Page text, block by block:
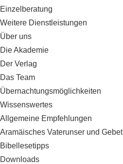
Einzelberatung
Weitere Dienstleistungen
Über uns
Die Akademie
Der Verlag
Das Team
Übernachtungsmöglichkeiten
Wissenswertes
Allgemeine Empfehlungen
Aramäisches Vaterunser und Gebet
Bibellesetipps
Downloads